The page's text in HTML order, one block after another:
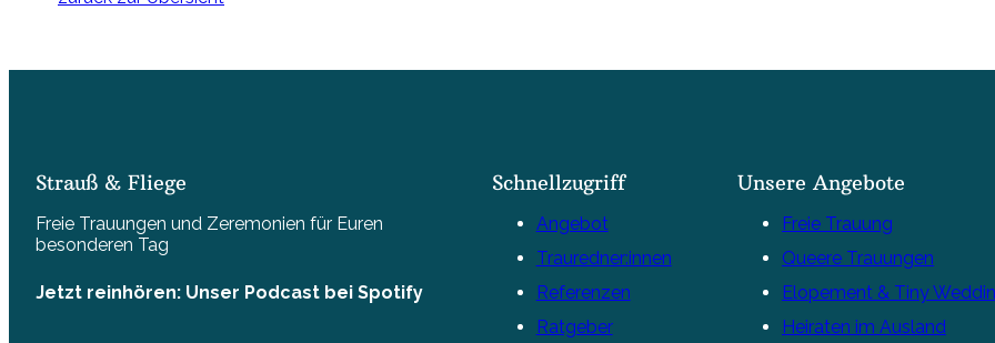
Strauß & Fliege
Freie Trauungen und Zeremonien für Euren
besonderen Tag
Jetzt reinhören: Unser Podcast bei Spotify
Schnellzugriff
Angebot
Trauredner:innen
Referenzen
Ratgeber
Unsere Angebote
Freie Trauung
Queere Trauungen
Elopement & Tiny
Heiraten im Ausland